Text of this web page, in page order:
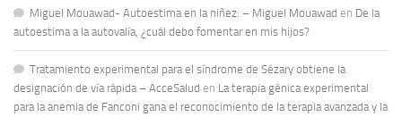
Miguel Mouawad- Autoestima en la niñez: – Miguel Mouawad en De la
autoestima a la autovalía, ¿cuál debo fomentar en mis hijos?
Tratamiento experimental para el síndrome de Sézary obtiene la
designación de vía rápida – AcceSalud en La terapia génica experimental
para la anemia de Fanconi gana el reconocimiento de la terapia avanzada y la